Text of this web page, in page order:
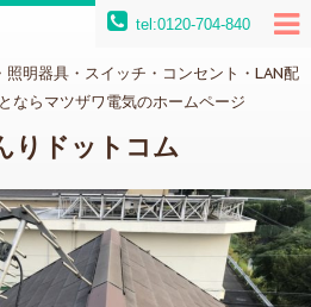
tel:0120-704-840
明器具・スイッチ・コンセント・LAN配
ならマツザワ電気のホームページ
りドットコム